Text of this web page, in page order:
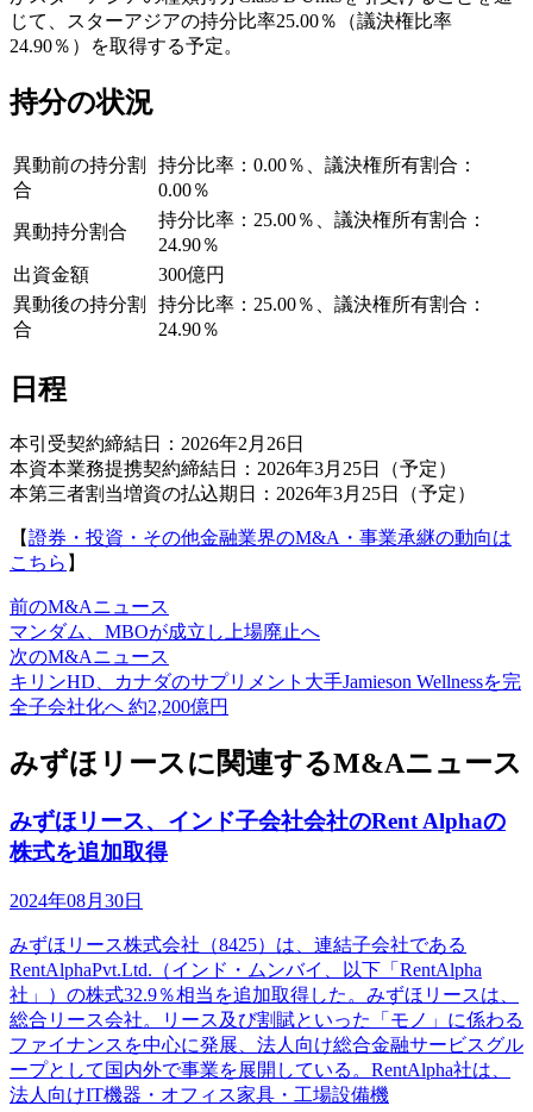
じて、スターアジアの持分比率25.00％（議決権比率
24.90％）を取得する予定。
持分の状況
異動前の持分割
合
持分比率：0.00％、議決権所有割合：
0.00％
異動持分割合
持分比率：25.00％、議決権所有割合：
24.90％
出資金額
300億円
異動後の持分割
合
持分比率：25.00％、議決権所有割合：
24.90％
日程
本引受契約締結日：2026年2月26日
本資本業務提携契約締結日：2026年3月25日（予定）
本第三者割当増資の払込期日：2026年3月25日（予定）
【證券・投資・その他金融業界のM&A・事業承継の動向は
こちら 】
前のM&Aニュース
マンダム、MBOが成立し上場廃止へ
次のM&Aニュース
キリンHD、カナダのサプリメント大手Jamieson Wellnessを完
全子会社化へ 約2,200億円
みずほリースに関連するM&Aニュース
みずほリース、インド子会社会社のRent Alphaの
株式を追加取得
2024年08月30日
みずほリース株式会社（8425）は、連結子会社である
RentAlphaPvt.Ltd.（インド・ムンバイ、以下「RentAlpha
社」）の株式32.9％相当を追加取得した。みずほリースは、
総合リース会社。リース及び割賦といった「モノ」に係わる
ファイナンスを中心に発展、法人向け総合金融サービスグル
ープとして国内外で事業を展開している。RentAlpha社は、
法人向けIT機器・オフィス家具・工場設備機